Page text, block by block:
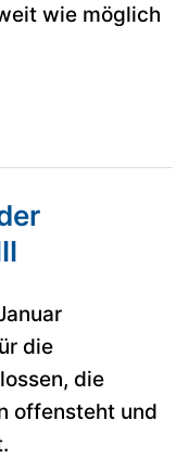
wie möglich
die
die
offensteht und